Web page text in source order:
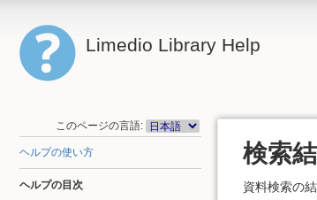
Limedio Library Help
このページの言語:
ヘルプの使い方
ヘルプの目次
検索
資料検索の